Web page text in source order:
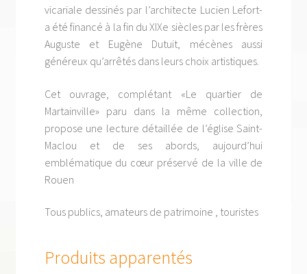
vicariale dessinés par l’architecte Lucien Lefort-
a été financé à la fin du XIXe siècles par les frères
Auguste et Eugène Dutuit, mécènes aussi
généreux qu’arrêtés dans leurs choix artistiques.
Cet ouvrage, complétant «Le quartier de
Martainville» paru dans la même collection,
propose une lecture détaillée de l’église Saint-
Maclou et de ses abords, aujourd’hui
emblématique du cœur préservé de la ville de
Rouen
Tous publics, amateurs de patrimoine , touristes
Produits apparentés